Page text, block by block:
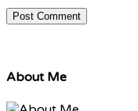
About Me